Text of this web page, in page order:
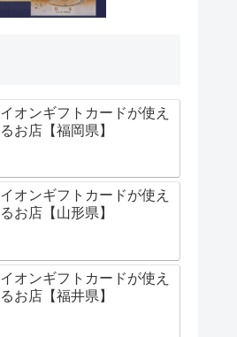
イオンギフトカードが使え
るお店【福岡県】
イオンギフトカードが使え
るお店【山形県】
イオンギフトカードが使え
るお店【福井県】